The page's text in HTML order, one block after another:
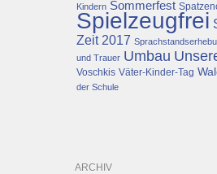
Kindern Sommerfest
Spielzeugfrei
Zeit 2017
und Trauer Umbau
Voschkis Väter-Kinder-Tag
der Schule
ARCHIV